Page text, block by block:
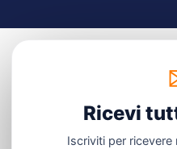
Ricevi
Iscriviti per